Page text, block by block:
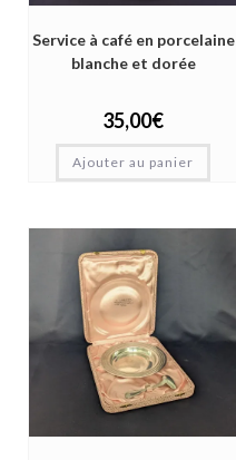
Service à café en porcelaine
blanche et dorée
35,00€
Ajouter au panier